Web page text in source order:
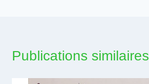
Publications similaires